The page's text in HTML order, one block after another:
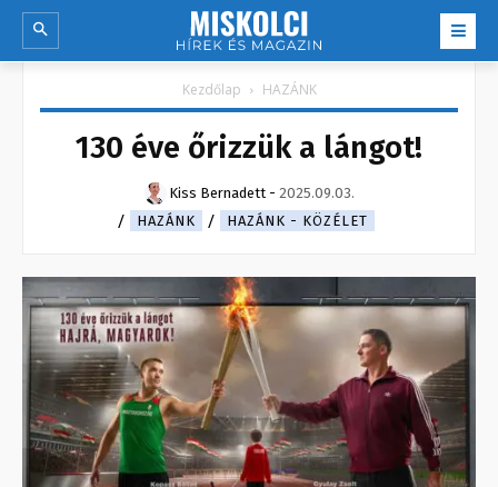
Kezdőlap HAZÁNK
130 éve őrizzük a lángot!
Kiss Bernadett - 2025.09.03.
HAZÁNK
HAZÁNK - KÖZÉLET